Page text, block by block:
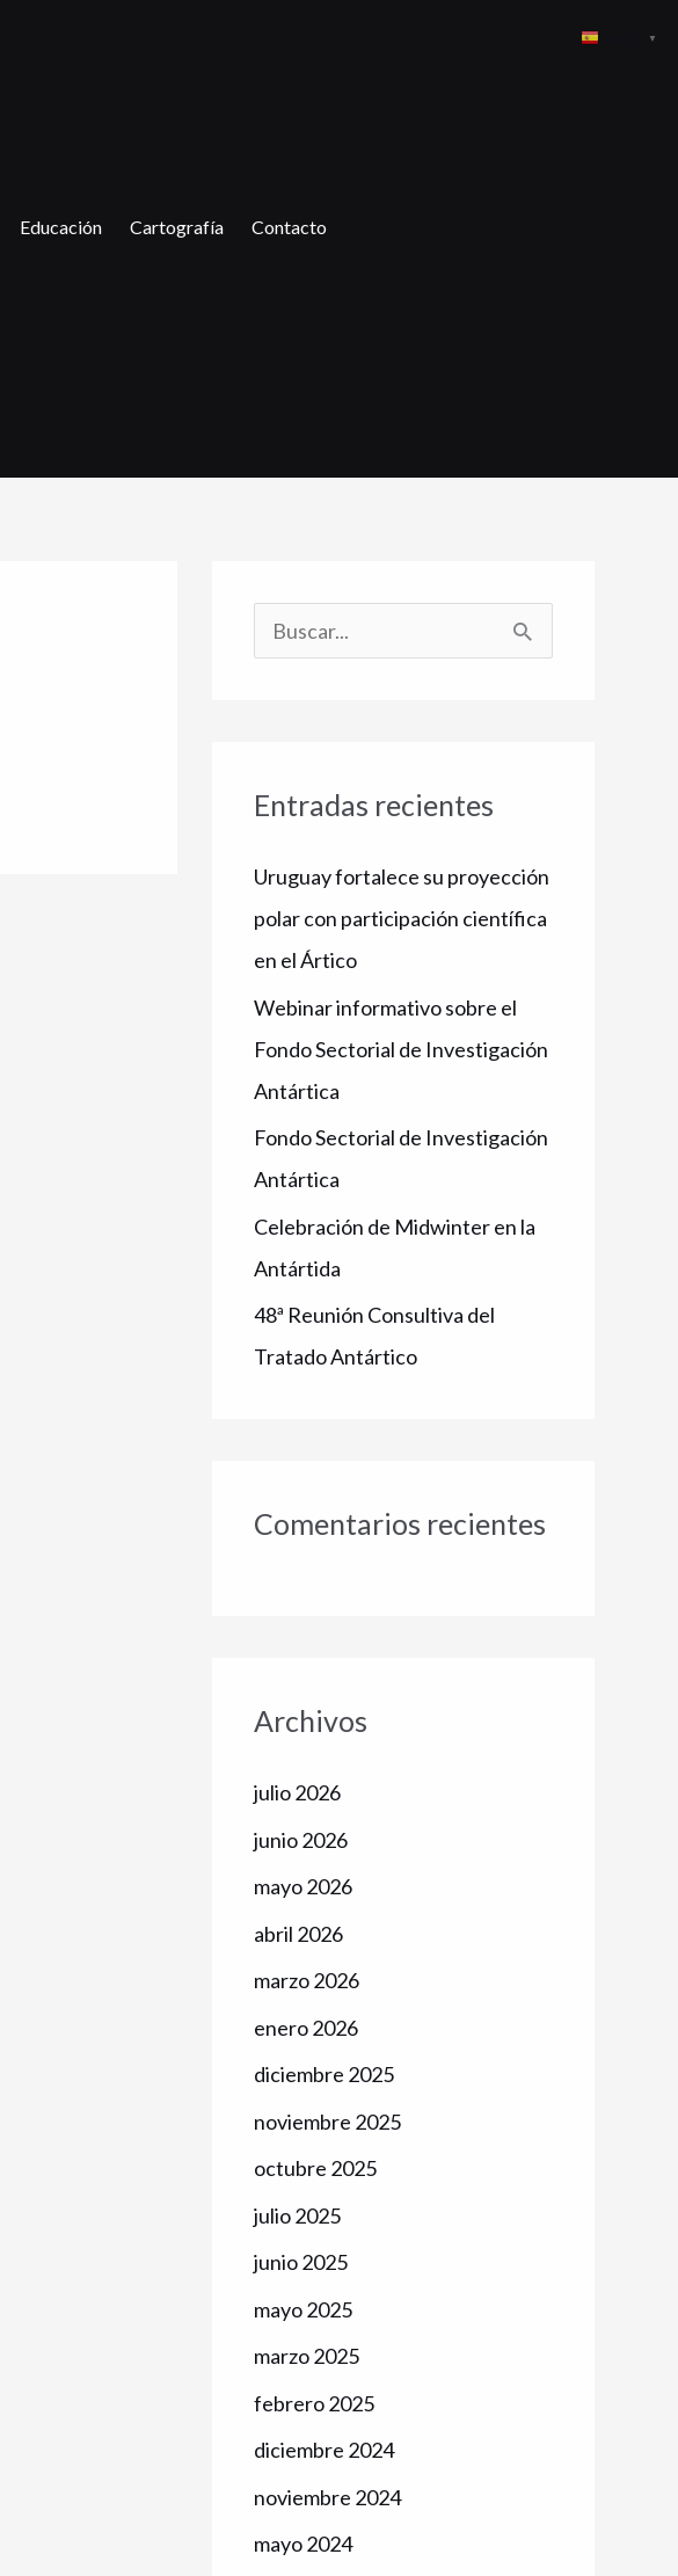
Educación Cartografía Contacto
a
p
o
r
:
Entradas recientes
Uruguay fortalece su proyección
polar con participación científica
en el Ártico
Webinar informativo sobre el
Fondo Sectorial de Investigación
Antártica
Fondo Sectorial de Investigación
Antártica
Celebración de Midwinter en la
Antártida
48ª Reunión Consultiva del
Tratado Antártico
Comentarios recientes
Archivos
julio 2026
junio 2026
mayo 2026
abril 2026
marzo 2026
enero 2026
diciembre 2025
noviembre 2025
octubre 2025
julio 2025
junio 2025
mayo 2025
marzo 2025
febrero 2025
diciembre 2024
noviembre 2024
mayo 2024
▼